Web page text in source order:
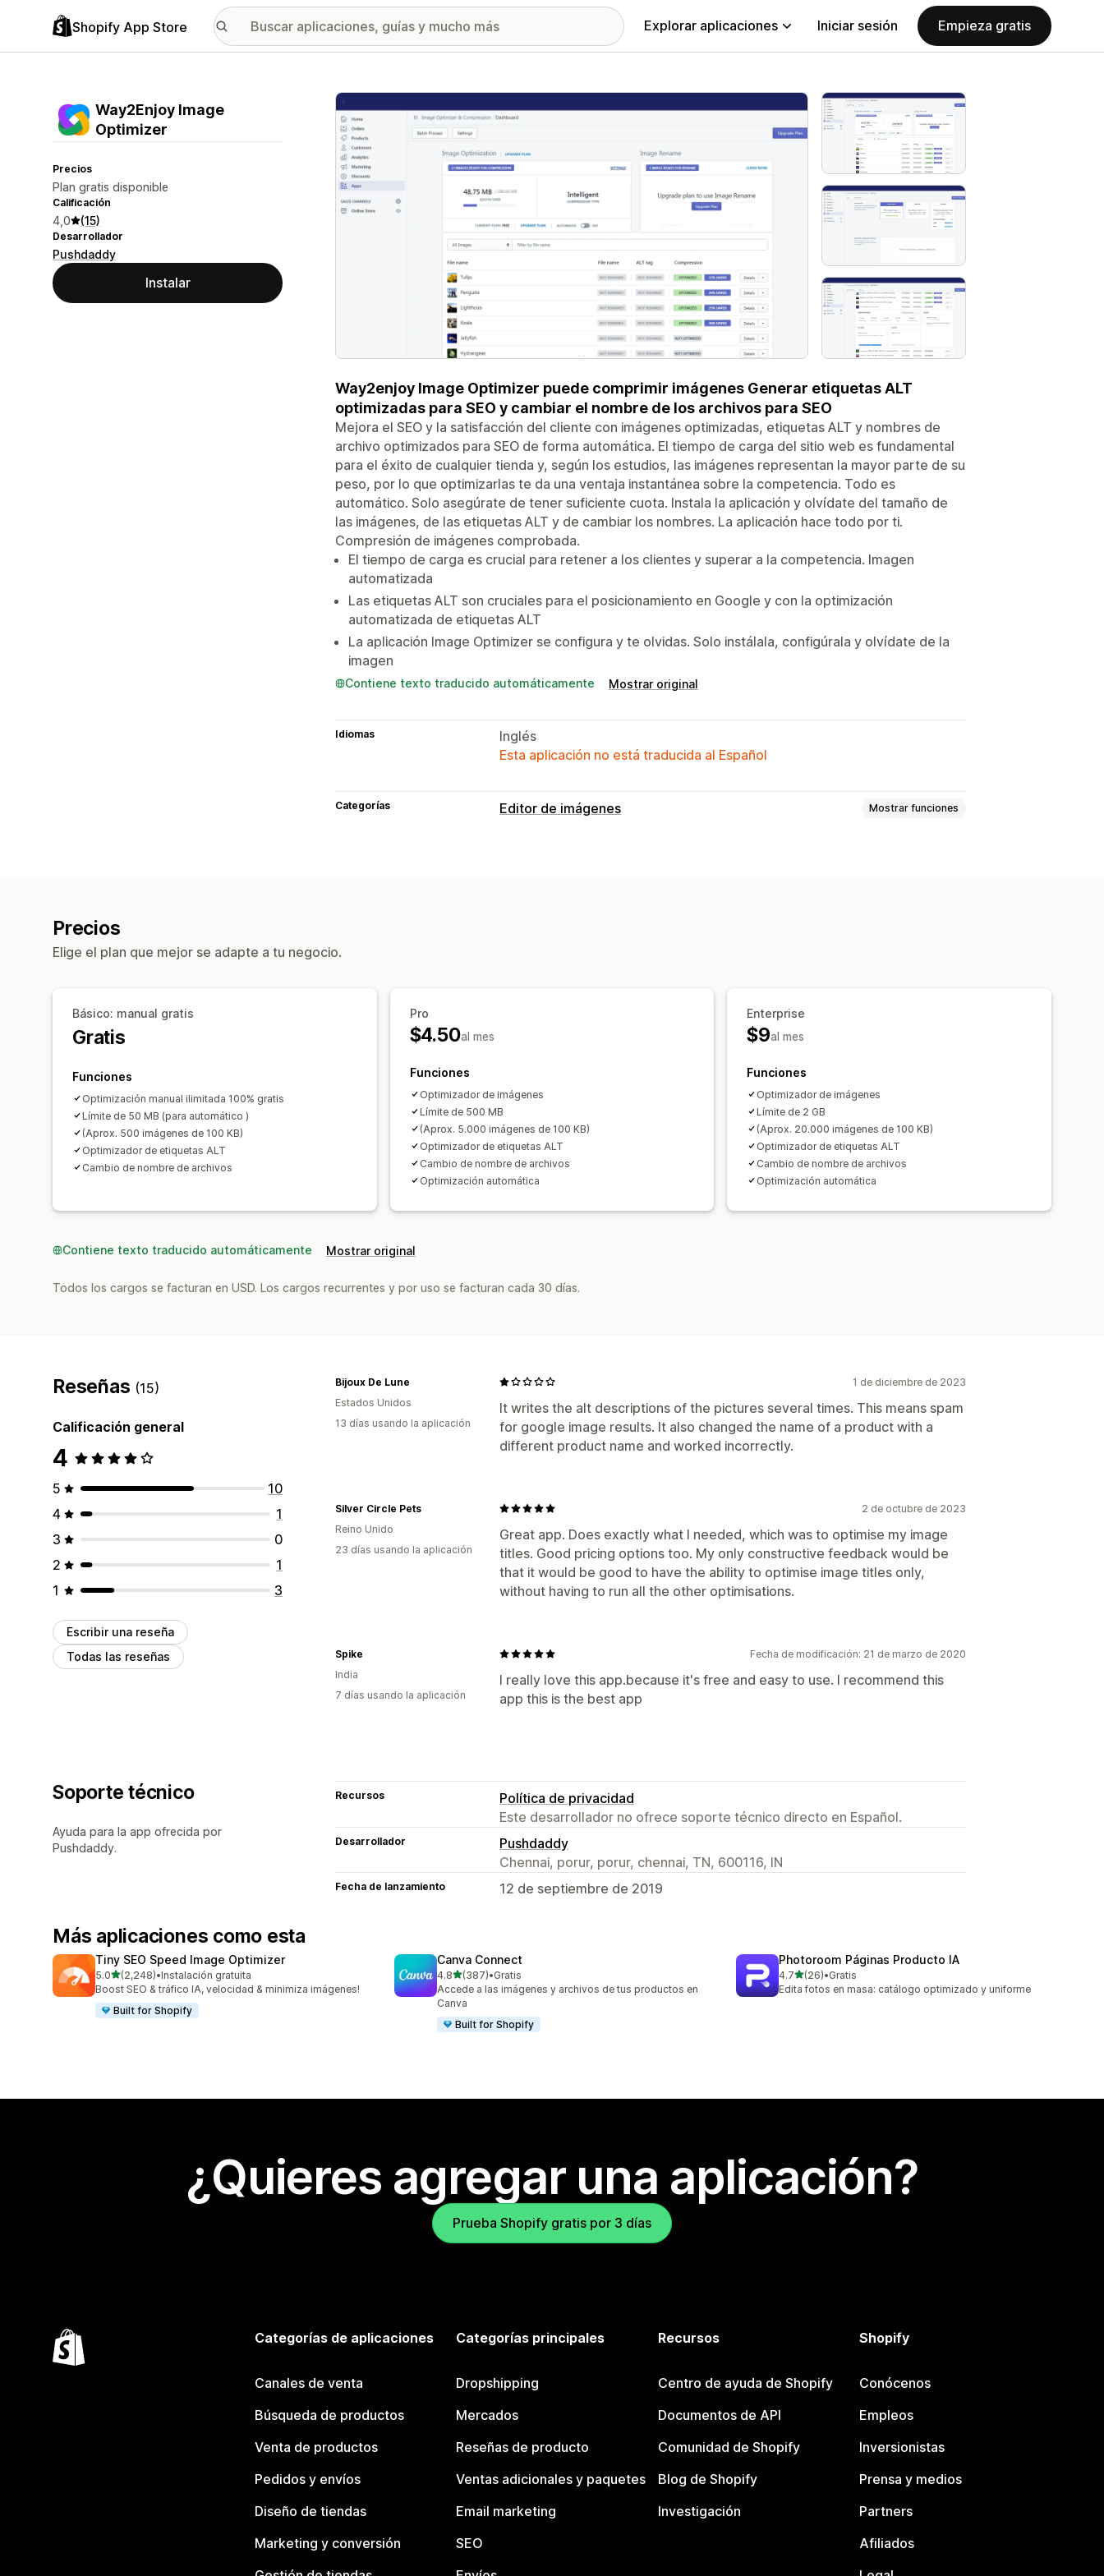
Shopify App Store Explorar aplicaciones Iniciar sesión Empieza gratis
Way2Enjoy Image
Optimizer
Precios
Plan gratis disponible
Calificación
4,0 (15)
Desarrollador
Pushdaddy
Instalar
Galería de imágenes destacadas
Way2enjoy Image Optimizer puede comprimir imágenes Generar etiquetas ALT
optimizadas para SEO y cambiar el nombre de los archivos para SEO
Mejora el SEO y la satisfacción del cliente con imágenes optimizadas, etiquetas ALT y nombres de
archivo optimizados para SEO de forma automática. El tiempo de carga del sitio web es fundamental
para el éxito de cualquier tienda y, según los estudios, las imágenes representan la mayor parte de su
peso, por lo que optimizarlas te da una ventaja instantánea sobre la competencia. Todo es
automático. Solo asegúrate de tener suficiente cuota. Instala la aplicación y olvídate del tamaño de
las imágenes, de las etiquetas ALT y de cambiar los nombres. La aplicación hace todo por ti.
Compresión de imágenes comprobada.
El tiempo de carga es crucial para retener a los clientes y superar a la competencia. Imagen
automatizada
Las etiquetas ALT son cruciales para el posicionamiento en Google y con la optimización
automatizada de etiquetas ALT
La aplicación Image Optimizer se configura y te olvidas. Solo instálala, configúrala y olvídate de la
imagen
Contiene texto traducido automáticamente Mostrar original
Idiomas
Inglés
Esta aplicación no está traducida al Español
Categorías Editor de imágenes Mostrar funciones
Precios
Elige el plan que mejor se adapte a tu negocio.
Básico: manual gratis
Gratis
Funciones
Optimización manual ilimitada 100% gratis
Límite de 50 MB (para automático )
(Aprox. 500 imágenes de 100 KB)
Optimizador de etiquetas ALT
Cambio de nombre de archivos
Pro
$4.50al mes
Funciones
Optimizador de imágenes
Límite de 500 MB
(Aprox. 5.000 imágenes de 100 KB)
Optimizador de etiquetas ALT
Cambio de nombre de archivos
Optimización automática
Enterprise
$9al mes
Funciones
Optimizador de imágenes
Límite de 2 GB
(Aprox. 20.000 imágenes de 100 KB)
Optimizador de etiquetas ALT
Cambio de nombre de archivos
Optimización automática
Contiene texto traducido automáticamente Mostrar original
Todos los cargos se facturan en USD. Los cargos recurrentes y por uso se facturan cada 30 días.
Reseñas (15)
Calificación general
4
5
10
4
1
3
0
2
1
1
3
Escribir una reseña
Todas las reseñas
1 de diciembre de 2023
It writes the alt descriptions of the pictures several times. This means spam
for google image results. It also changed the name of a product with a
different product name and worked incorrectly.
Bijoux De Lune
Estados Unidos
13 días usando la aplicación
2 de octubre de 2023
Great app. Does exactly what I needed, which was to optimise my image
titles. Good pricing options too. My only constructive feedback would be
that it would be good to have the ability to optimise image titles only,
without having to run all the other optimisations.
Silver Circle Pets
Reino Unido
23 días usando la aplicación
Fecha de modificación: 21 de marzo de 2020
I really love this app.because it's free and easy to use. I recommend this
app this is the best app
Spike
India
7 días usando la aplicación
Soporte técnico
Ayuda para la app ofrecida por
Pushdaddy.
Recursos
Política de privacidad
Este desarrollador no ofrece soporte técnico directo en Español.
Desarrollador
Pushdaddy
Chennai, porur, porur, chennai, TN, 600116, IN
Fecha de lanzamiento 12 de septiembre de 2019
Más aplicaciones como esta
Tiny SEO Speed Image Optimizer
5.0de 5 estrellas
(2,248)
2248 reseñas en total
•Instalación gratuita
Boost SEO & tráfico IA, velocidad & minimiza imágenes!
Built for Shopify
Canva Connect
4.8de 5 estrellas
(387)
387 reseñas en total
•Gratis
Accede a las imágenes y archivos de tus productos en
Canva
Built for Shopify
Photoroom Páginas Producto IA
4.7de 5 estrellas
(26)
26 reseñas en total
•Gratis
Edita fotos en masa: catálogo optimizado y uniforme
¿Quieres agregar una aplicación?
Prueba Shopify gratis por 3 días
Categorías de aplicaciones
Canales de venta
Búsqueda de productos
Venta de productos
Pedidos y envíos
Diseño de tiendas
Marketing y conversión
Categorías principales
Dropshipping
Mercados
Reseñas de producto
Ventas adicionales y paquetes
Email marketing
SEO
Recursos
Centro de ayuda de Shopify
Documentos de API
Comunidad de Shopify
Blog de Shopify
Investigación
Shopify
Conócenos
Empleos
Inversionistas
Prensa y medios
Partners
Afiliados